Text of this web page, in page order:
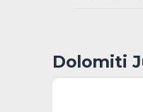
Dolomiti